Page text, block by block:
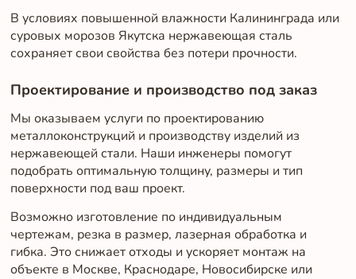
В условиях повышенной влажности Калининграда или
суровых морозов Якутска нержавеющая сталь
сохраняет свои свойства без потери прочности.
Проектирование и производство под заказ
Мы оказываем услуги по проектированию
металлоконструкций и производству изделий из
нержавеющей стали. Наши инженеры помогут
подобрать оптимальную толщину, размеры и тип
поверхности под ваш проект.
Возможно изготовление по индивидуальным
чертежам, резка в размер, лазерная обработка и
гибка. Это снижает отходы и ускоряет монтаж на
объекте в Москве, Краснодаре, Новосибирске или